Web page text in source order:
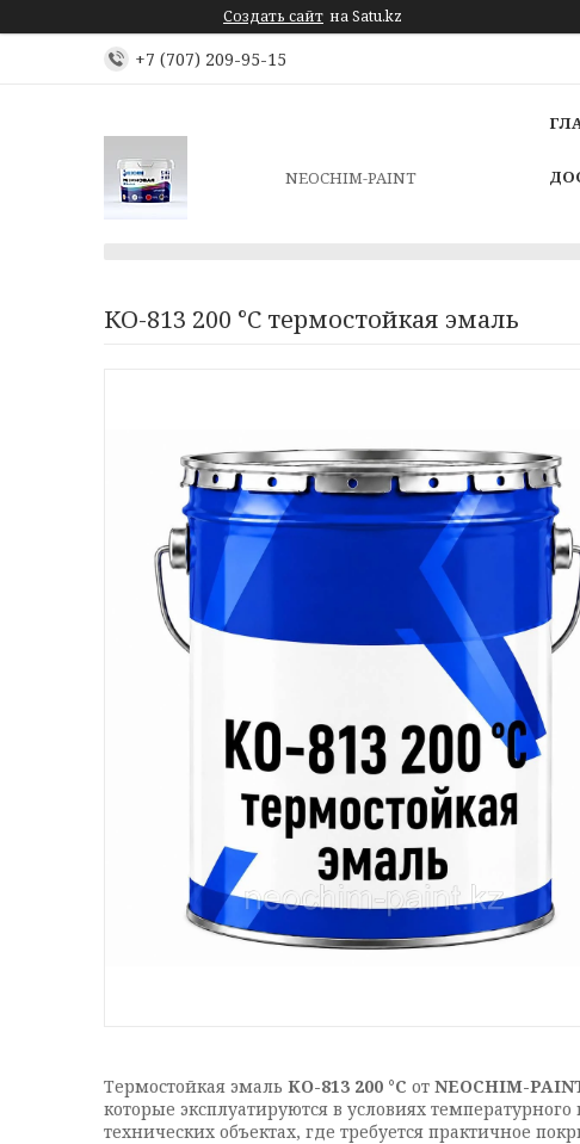
Создать сайт на Satu.kz
+7 (707) 209-95-15
NEOCHIM-PAINT
КО-813 200 °C термостойкая эмаль
Термостойкая эмаль КО-813 200 °C от NEOCHIM-
которые эксплуатируются в условиях
технических объектах, где требуется практичное